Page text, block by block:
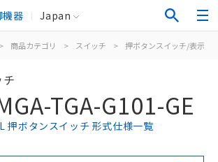
機器 Japan
> 商品カテゴリ > スイッチ > 押ボタンスイッチ/表示灯
TGA-G101-GE
押ボタンスイッチ 形式仕様一覧